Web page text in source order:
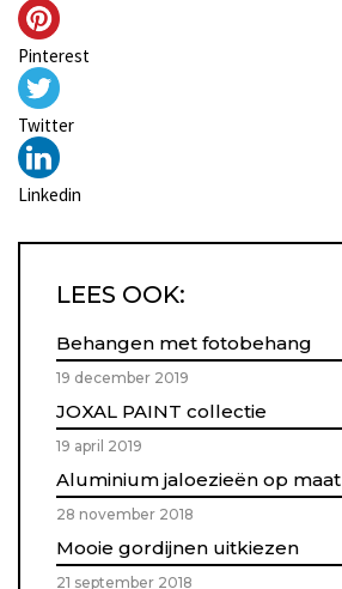
Pinterest
Twitter
Linkedin
LEES OOK:
Behangen met fotobehang
19 december 2019
JOXAL PAINT collectie
19 april 2019
Aluminium jaloezieën op maat
28 november 2018
Mooie gordijnen uitkiezen
21 september 2018